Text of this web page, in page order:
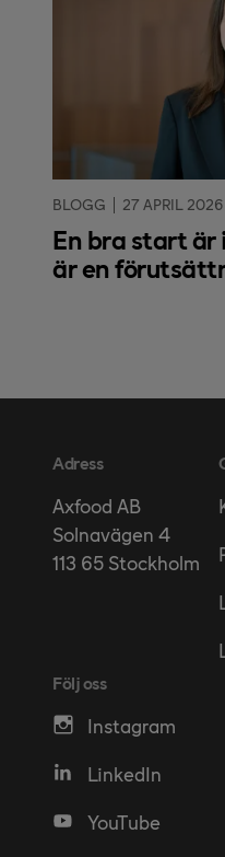
BLOGG 27 APRIL 2026
En bra start är
är en
Adress
Axfood AB
Solnavägen 4
113 65 Stockholm
Följ oss
Instagram
LinkedIn
YouTube